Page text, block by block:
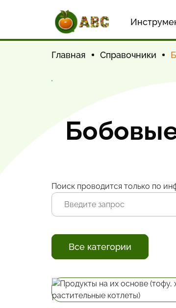
Главная Справочники
Поиск проводится только по
Все категории